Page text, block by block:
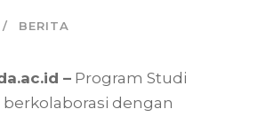
BERITA
– Program Studi
dengan